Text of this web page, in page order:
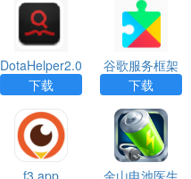
DotaHelper2.0
APP
下载
谷歌服务框架
下载安装
下载
f3 app
金山电池医生